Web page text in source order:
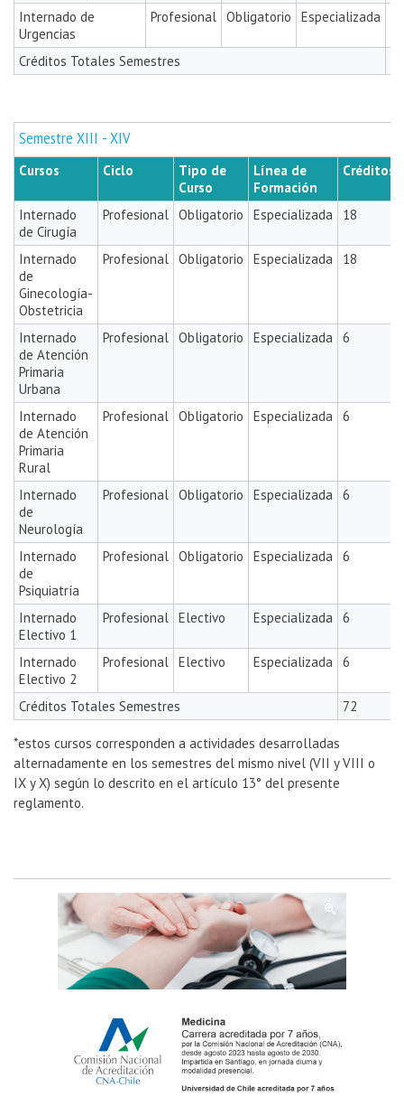
Internado de
Urgencias
Profesional Obligatorio Especializada
Créditos Totales Semestres
Semestre XIII - XIV
Cursos Ciclo
Tipo de
Curso
Línea de
Formación
Créditos
Internado
de Cirugía
Profesional Obligatorio Especializada 18
Internado
de
Ginecología-
Obstetricia
Profesional Obligatorio Especializada 18
Internado
de Atención
Primaria
Urbana
Profesional Obligatorio Especializada 6
Internado
de Atención
Primaria
Rural
Profesional Obligatorio Especializada 6
Internado
de
Neurología
Profesional Obligatorio Especializada 6
Internado
de
Psiquiatría
Profesional Obligatorio Especializada 6
Internado
Electivo 1
Profesional Electivo Especializada 6
Internado
Electivo 2
Profesional Electivo Especializada 6
Créditos Totales Semestres 72
*estos cursos corresponden a actividades desarrolladas
alternadamente en los semestres del mismo nivel (VII y VIII o
IX y X) según lo descrito en el artículo 13° del presente
reglamento.